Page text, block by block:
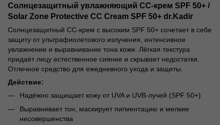
Солнцезащитный увлажняющий СС-крем SPF 50+ /
Solar Zone Protective CC Cream SPF 50+ dr.Kadir
Солнцезащитный CC-крем с высоким SPF 50+ сочетает в себе
защиту от ультрафиолетового излучения, интенсивное
увлажнение и выравнивание тона кожи. Лёгкая текстура
придаёт лицу естественное сияние и скрывает недостатки.
Отличное средство для ежедневного ухода и защиты.
Действие:
Надёжно защищает кожу от UVA и UVB-лучей (SPF 50+)
Выравнивает тон, маскирует пигментацию и мелкие
несовершенства